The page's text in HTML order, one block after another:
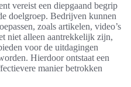
vereist een diepgaand begrip
doelgroep. Bedrijven kunnen
zoals artikelen, video’s
niet alleen aantrekkelijk zijn,
voor de uitdagingen
Hierdoor ontstaat een
manier betrokken